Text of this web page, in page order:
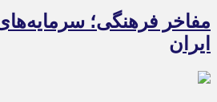
مفاخر فرهنگی؛
ایران